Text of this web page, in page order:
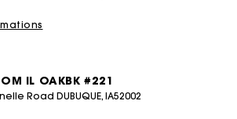
IL OAKBK #221
Road DUBUQUE, IA52002